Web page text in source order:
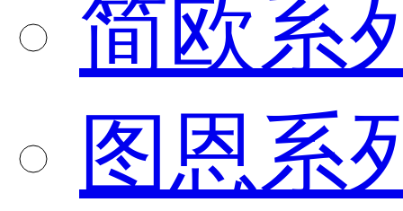
简欧系
图恩系